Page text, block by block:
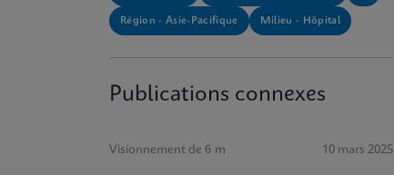
Région - Asie-Pacifique Milieu - Hôpital
Publications connexes
Visionnement de 6 m 10 mars 2025